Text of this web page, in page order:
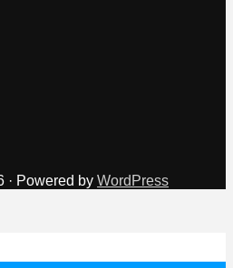
· Powered by WordPress